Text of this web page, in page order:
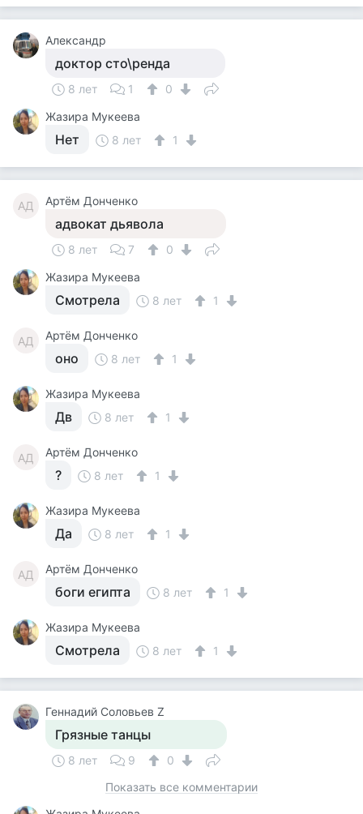
Александр
доктор сто\ренда
8 лет 1
0
Жазира Мукеева
Нет 8 лет 1
АД Артём Донченко
адвокат дьявола
8 лет 7
0
Жазира Мукеева
Смотрела 8 лет 1
АД Артём Донченко
оно 8 лет 1
Жазира Мукеева
Дв 8 лет 1
АД Артём Донченко
? 8 лет 1
Жазира Мукеева
Да 8 лет 1
АД Артём Донченко
боги египта 8 лет 1
Жазира Мукеева
Смотрела 8 лет 1
Геннадий Соловьев Z
Грязные танцы
8 лет 9
0
Показать все комментарии